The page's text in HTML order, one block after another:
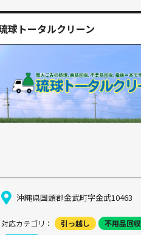
球トータルクリーン
沖縄県国頭郡金武町字金武10463
対応カテゴリ： 引っ越し
不用品回収